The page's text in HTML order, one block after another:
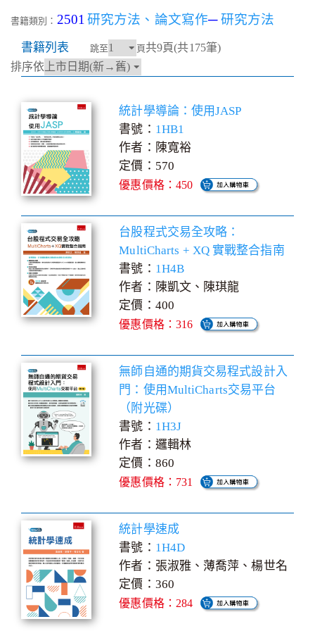
書籍類別： 2501 研究方法、論文寫作─研究方法
書籍列表 跳至 頁共9頁(共175筆)
排序依
統計學導論：使用JASP
書號： 1HB1
作者：陳寬裕
定價：570
優惠價格：450
台股程式交易全攻略：
MultiCharts + XQ 實戰整合指南
書號： 1H4B
作者：陳凱文、陳琪龍
定價：400
優惠價格：316
無師自通的期貨交易程式設計入
門：使用MultiCharts交易平台
（附光碟）
書號： 1H3J
作者：邏輯林
定價：860
優惠價格：731
統計學速成
書號： 1H4D
作者：張淑雅、薄喬萍、楊世名
定價：360
優惠價格：284